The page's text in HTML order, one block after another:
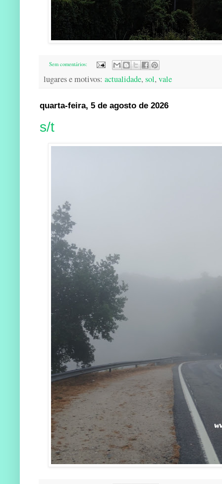
Sem comentários:
lugares e motivos: actualidade, sol, vale
quarta-feira, 5 de agosto de 2026
s/t